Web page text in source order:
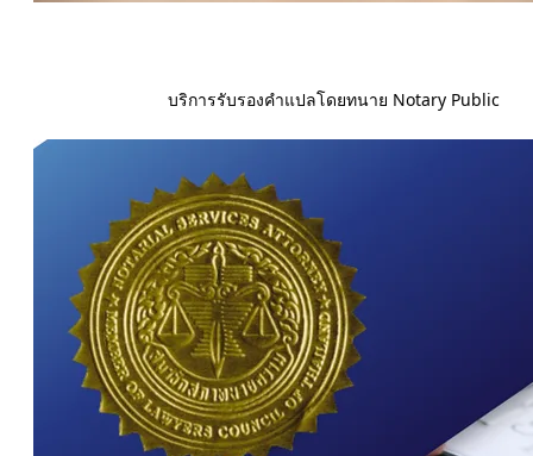
บริการรับรองคำแปลโดยทนาย Notary Public